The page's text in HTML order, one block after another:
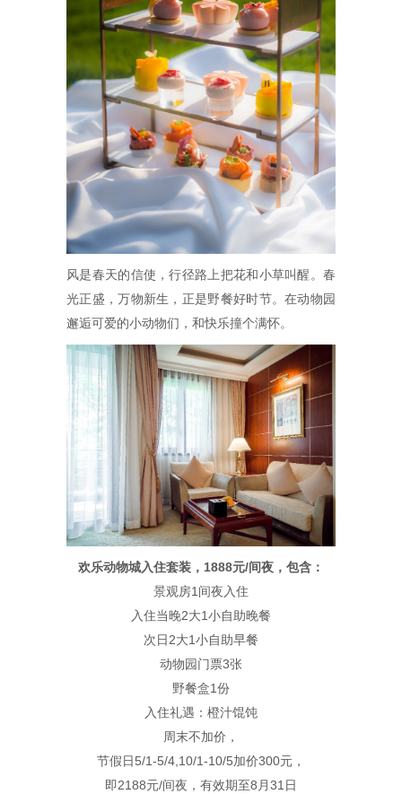
风是春天的信使，行径路上把花和小草叫醒。春
光正盛，万物新生，正是野餐好时节。在动物园
邂逅可爱的小动物们，和快乐撞个满怀。
欢乐动物城入住套装，1888元/间夜，包含：
景观房1间夜入住
入住当晚2大1小自助晚餐
次日2大1小自助早餐
动物园门票3张
野餐盒1份
入住礼遇：橙汁馄饨
周末不加价，
节假日5/1-5/4,10/1-10/5加价300元，
即2188元/间夜，有效期至8月31日